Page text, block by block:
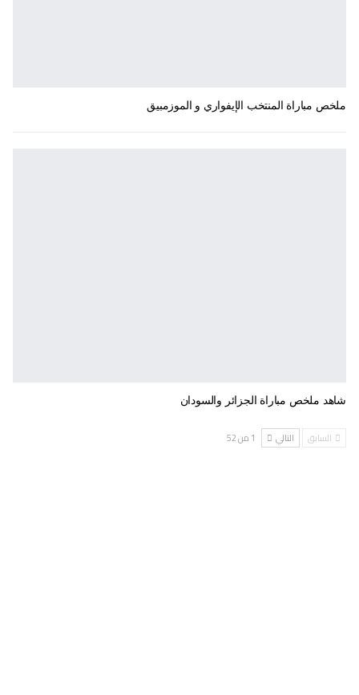
ملخص مباراة المنتخب الإيفواري و الموزمبيق
شاهد ملخص مباراة الجزائر والسودان
السابق التالي